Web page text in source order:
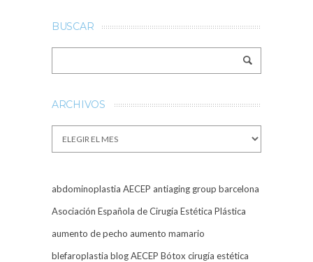
BUSCAR
ARCHIVOS
Archivos
abdominoplastia AECEP antiaging group barcelona
Asociación Española de Cirugía Estética Plástica
aumento de pecho aumento mamario
blefaroplastia blog AECEP Bótox cirugía estética